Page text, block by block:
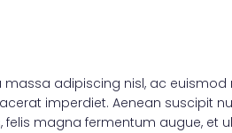
adipiscing nisl, ac euismod
imperdiet. Aenean suscipit
magna fermentum augue, et